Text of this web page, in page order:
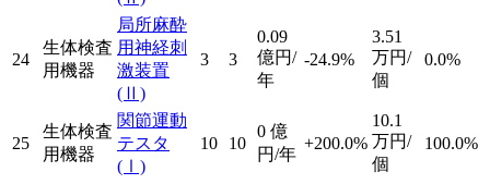
24
生体検査
用機器
局所麻酔
用神経刺
激装置
(Ⅱ)
3 3
0.09
億円/
年
-24.9%
3.51
万円/
個
0.0%
25
生体検査
用機器
関節運動
テスタ
(Ⅰ)
10 10
0 億
円/年
+200.0%
10.1
万円/
個
100.0%